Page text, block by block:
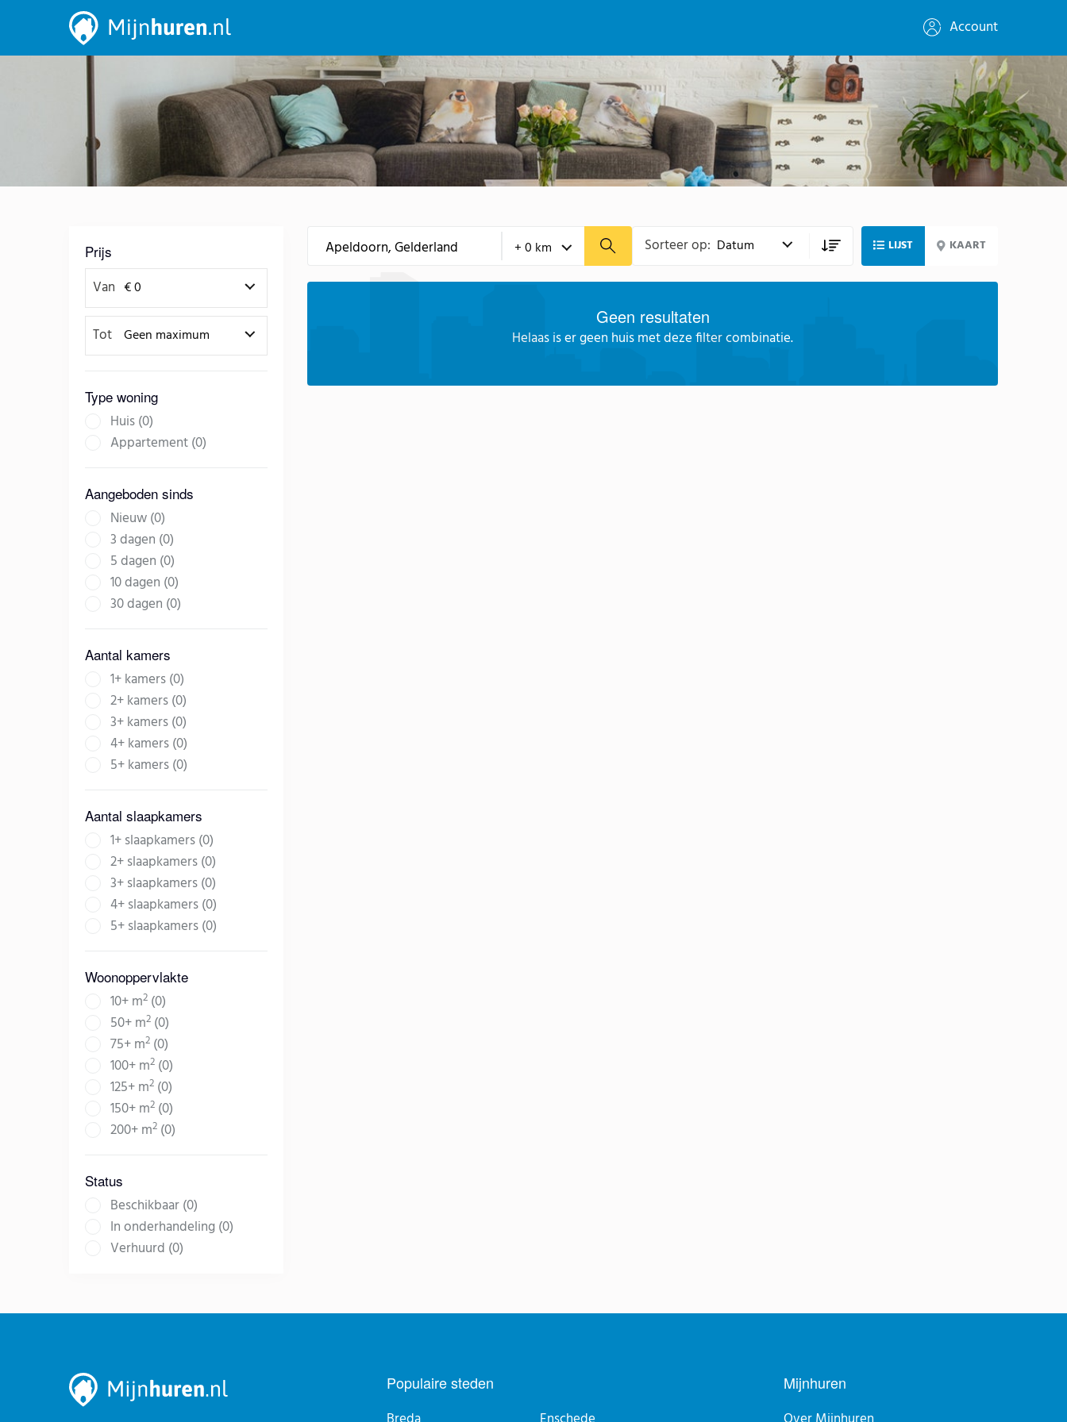
Account
Sorteer op: LIJST KAART
Prijs
Van
Tot
Type woning
Huis (0)
Appartement (0)
Aangeboden sinds
Nieuw (0)
3 dagen (0)
5 dagen (0)
10 dagen (0)
30 dagen (0)
Aantal kamers
1+ kamers (0)
2+ kamers (0)
3+ kamers (0)
4+ kamers (0)
5+ kamers (0)
Aantal slaapkamers
1+ slaapkamers (0)
2+ slaapkamers (0)
3+ slaapkamers (0)
4+ slaapkamers (0)
5+ slaapkamers (0)
Woonoppervlakte
10+ m2 (0)
50+ m2 (0)
75+ m2 (0)
100+ m2 (0)
125+ m2 (0)
150+ m2 (0)
200+ m2 (0)
Status
Beschikbaar (0)
In onderhandeling (0)
Verhuurd (0)
Geen resultaten
Helaas is er geen huis met deze filter combinatie.
Populaire steden Mijnhuren